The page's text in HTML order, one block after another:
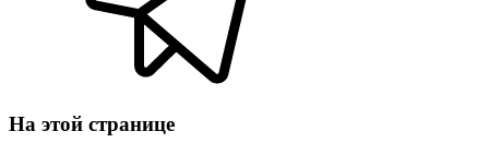
На этой странице